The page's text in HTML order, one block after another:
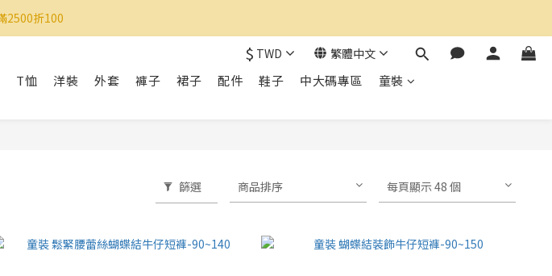
2500折100
$ TWD 繁體中文
T恤 洋裝 外套 褲子 裙子 配件 鞋子 中大碼專區 童裝
篩選 商品排序 每頁顯示 48 個